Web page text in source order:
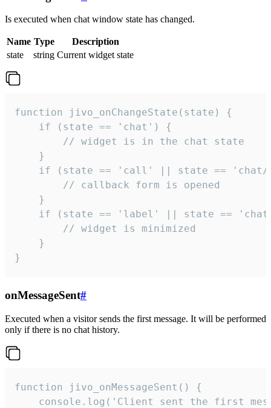
Is executed when chat window state has changed.
Name Type
Description
state
string Current widget state
function jivo_onChangeState(state) {
    if (state == 'chat') {
        // widget is in the chat state
    }
if (state == 'call' || state ==
        // callback form is opened
    }
if (state == 'label' || state ==
        // widget is minimized
    }
}
onMessageSent#
Executed when a visitor sends the first message. It will be performed
only if there is no chat history.
function jivo_onMessageSent() {
console.log('Client sent the first